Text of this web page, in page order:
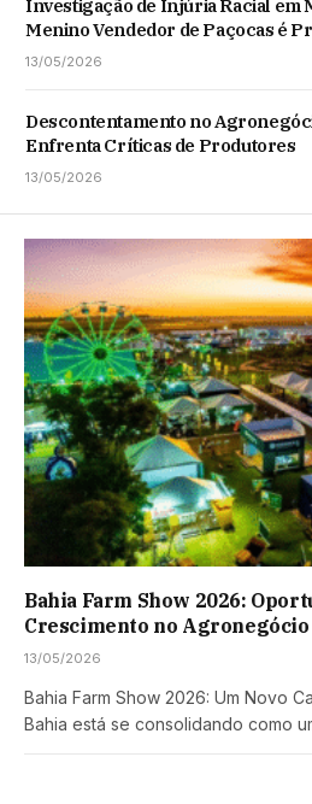
Investigação de Injúria Racial em
Menino Vendedor de Paçocas é
pela Lei
13/05/2026
Descontentamento no
Enfrenta Críticas de Produtores
13/05/2026
Bahia Farm Show 2026:
Crescimento no Agronegócio
13/05/2026
Bahia Farm Show 2026: Um Novo
Bahia está se consolidando como